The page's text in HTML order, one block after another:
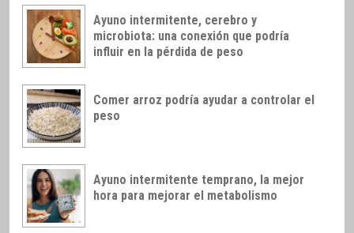
Ayuno intermitente, cerebro y
microbiota: una conexión que podría
influir en la pérdida de peso
Comer arroz podría ayudar a controlar el
peso
Ayuno intermitente temprano, la mejor
hora para mejorar el metabolismo